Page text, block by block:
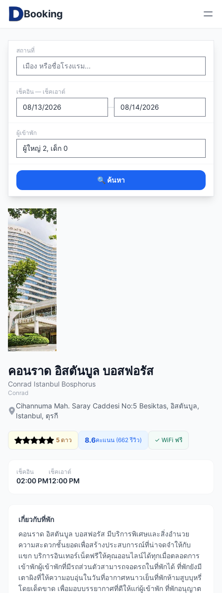
Booking
สถานที่
เช็คอิน — เช็คเอาต์
—
ผู้เข้าพัก
🔍 ค้นหา
คอนราด อิสตันบูล บอสฟอรัส
Conrad Istanbul Bosphorus
Conrad
Cihannuma Mah. Saray Caddesi No:5 Besiktas, อิสตันบูล,
Istanbul, ตุรกี
5 ดาว 8.6คะแนน (662 รีวิว) ✓ WiFi ฟรี
เช็คอิน
02:00 PM
เช็คเอาต์
12:00 PM
เกี่ยวกับที่พัก
คอนราด อิสตันบูล บอสฟอรัส มีบริการพิเศษและสิ่งอำนวย
ความสะดวกชั้นยอดเพื่อสร้างประสบการณ์ที่น่าจดจำให้กับ
แขก บริการอินเทอร์เน็ตฟรีให้คุณออนไลน์ได้ทุกเมื่อตลอดการ
เข้าพักผู้เข้าพักที่มีรถส่วนตัวสามารถจอดรถในที่พักได้ ที่พักยังมี
เตาผิงที่ให้ความอบอุ่นในวันที่อากาศหนาวเย็นที่พักห้ามสูบบุหรี่
โดยเด็ดขาด เพื่อมอบบรรยากาศที่ดีให้แก่ผู้เข้าพัก ที่พักอนุญาต